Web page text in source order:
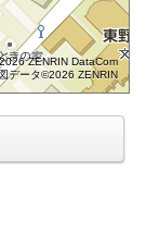
ZENRIN DataCom
データ©2026 ZENRIN